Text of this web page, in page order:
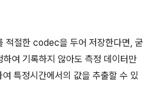
적절한 codec을 두어 저장한다면, 굳
여 기록하지 않아도 측정 데이터만
특정시간에서의 값을 추출할 수 있